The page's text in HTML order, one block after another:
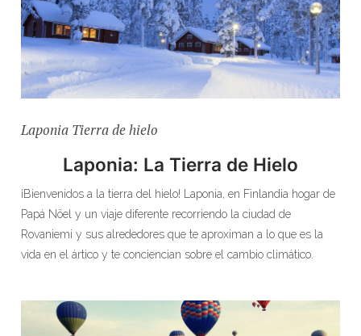
Laponia Tierra de hielo
Laponia: La Tierra de Hielo
¡Bienvenidos a la tierra del hielo! Laponia, en Finlandia hogar de
Papá Nöel y un viaje diferente recorriendo la ciudad de
Rovaniemi y sus alrededores que te aproximan a lo que es la
vida en el ártico y te conciencian sobre el cambio climático.